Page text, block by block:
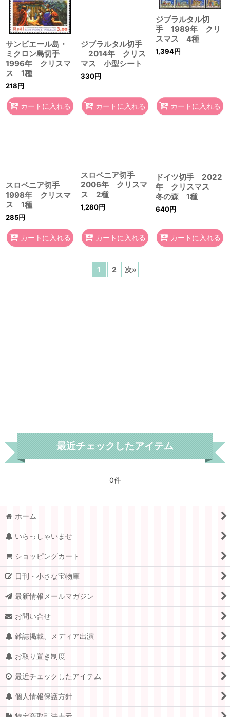
サンピエール島・
ミクロン島切手
1996年 クリスマ
ス 1種
218円
カートに入れる
ジブラルタル切手
2014年 クリス
マス 小型シート
330円
カートに入れる
ジブラルタル切
手 1989年 クリ
スマス 4種
1,394円
カートに入れる
スロベニア切手
1998年 クリスマ
ス 1種
285円
カートに入れる
スロベニア切手
2006年 クリスマ
ス 2種
1,280円
カートに入れる
ドイツ切手 2022
年 クリスマス
冬の森 1種
640円
カートに入れる
1 2 次»
最近チェックしたアイテム
0件
ホーム
いらっしゃいませ
ショッピングカート
日刊・小さな宝物庫
最新情報メールマガジン
お問い合せ
雑誌掲載、メディア出演
お取り置き制度
最近チェックしたアイテム
個人情報保護方針